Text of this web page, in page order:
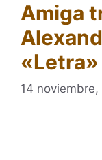
Amiga
«Letra»
14 noviembre,